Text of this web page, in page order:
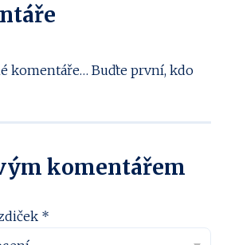
komentáře… Buďte první, kdo
komentářem
*